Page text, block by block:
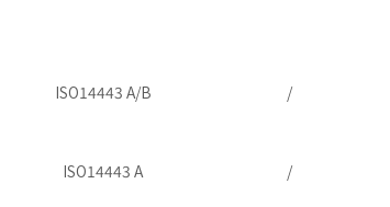
ISO14443 A/B /
ISO14443 A /